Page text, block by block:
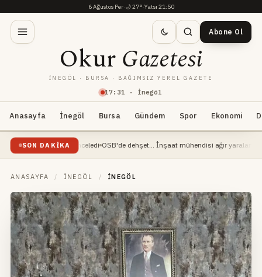
6 Ağustos Per·🌙27°·Yatsı 21:50
17: 31 · İnegöl
OkurGazetesi
İNEGÖL · BURSA · BAĞIMSIZ YEREL GAZETE
Abone Ol
Anasayfa İnegöl Bursa Gündem Spor Ekonomi
SON DAKIKA
Yerinde İnceledi OSB'de dehşet... İnşaat mühendisi ağır yaralandı Çocuk
ANASAYFA / İNEGÖL / İNEGÖL